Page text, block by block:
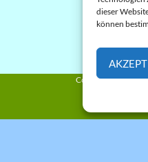
dieser
können
Cookie-Richtlinie